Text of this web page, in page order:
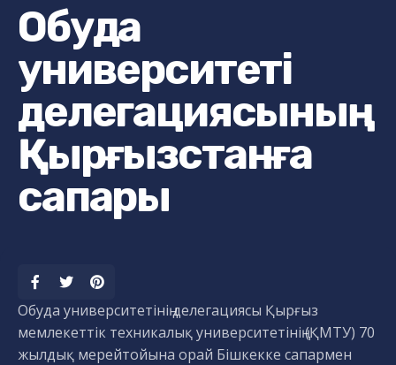
Обуда
университеті
делегациясының
Қырғызстанға
сапары
Обуда университетінің делегациясы Қырғыз
мемлекеттік техникалық университетінің (ҚМТУ) 70
жылдық мерейтойына орай Бішкекке сапармен